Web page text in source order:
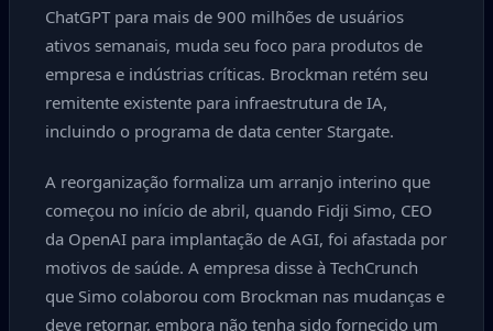
ChatGPT para mais de 900 milhões de usuários
ativos semanais, muda seu foco para produtos de
empresa e indústrias críticas. Brockman retém seu
remitente existente para infraestrutura de IA,
incluindo o programa de data center Stargate.
A reorganização formaliza um arranjo interino que
começou no início de abril, quando Fidji Simo, CEO
da OpenAI para implantação de AGI, foi afastada por
motivos de saúde. A empresa disse à TechCrunch
que Simo colaborou com Brockman nas mudanças e
deve retornar, embora não tenha sido fornecido um